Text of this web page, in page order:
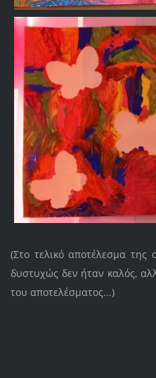
(Στο τελικό αποτέλεσμα της
δυστυχώς δεν ήταν καλός,
του αποτελέσματος...)